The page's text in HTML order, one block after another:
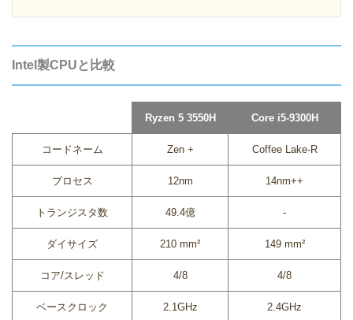
Intel製CPUと比較
Ryzen 5 3550H Core i5-9300H
コードネーム Zen + Coffee Lake-R
プロセス 12nm 14nm++
トランジスタ数 49.4億 -
ダイサイズ 210 mm² 149 mm²
コア/スレッド 4/8 4/8
ベースクロック 2.1GHz 2.4GHz